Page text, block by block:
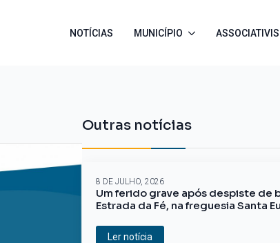
NOTÍCIAS MUNICÍPIO
Outras notícias
Um ferido grave após despiste de
Estrada da Fé, na freguesia Santa
8 DE JULHO, 2026
Ler notícia